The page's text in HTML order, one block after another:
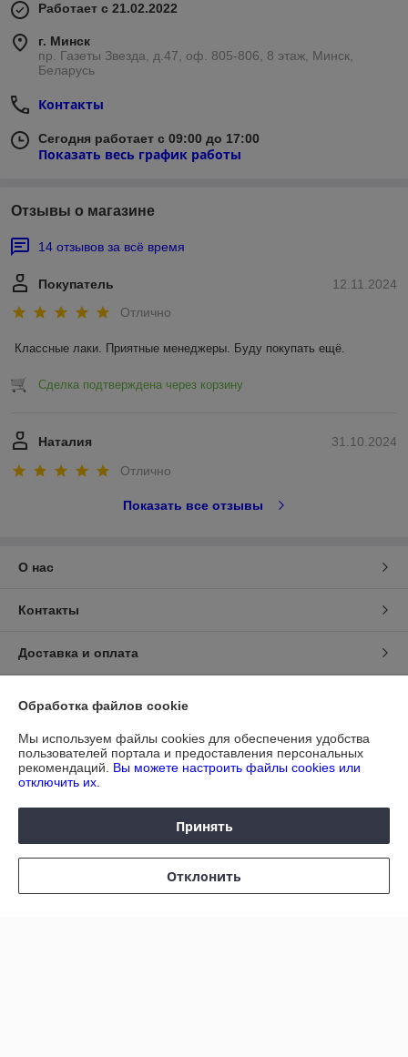
Работает с 21.02.2022
г. Минск
пр. Газеты Звезда, д.47, оф. 805-806, 8 этаж, Минск,
Беларусь
Контакты
Сегодня работает с 09:00 до 17:00
Показать весь график работы
Отзывы о магазине
14 отзывов за всё время
12.11.2024
Покупатель
Отлично
Классные лаки. Приятные менеджеры. Буду покупать ещё.
Сделка подтверждена через корзину
31.10.2024
Наталия
Отлично
Показать все отзывы
О нас
Контакты
Доставка и оплата
Полная версия сайта
Политика обработки cookies
Сайт создан на платформе Deal.by
Обработка файлов cookie
Мы используем файлы cookies для обеспечения удобства
пользователей портала и предоставления персональных
рекомендаций. Вы можете настроить файлы cookies или
отключить их.
Принять
Отклонить